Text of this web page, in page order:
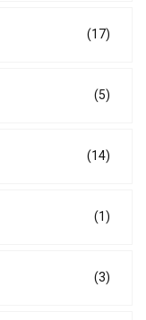
(17)
(5)
(14)
(1)
(3)